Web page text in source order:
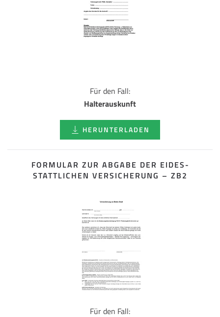
Für den Fall:
Halterauskunft
HERUNTERLADEN
FORMULAR ZUR ABGABE DER EIDES­
STATTLICHEN VERSICHERUNG – ZB2
Für den Fall: